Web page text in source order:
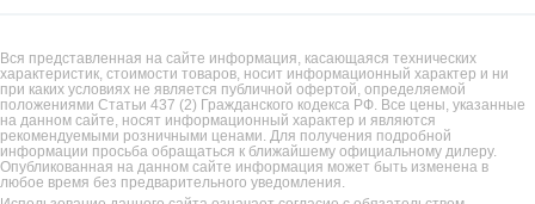
Вся представленная на сайте информация, касающаяся технических
характеристик, стоимости товаров, носит информационный характер и ни
при каких условиях не является публичной офертой, определяемой
положениями Статьи 437 (2) Гражданского кодекса РФ. Все цены, указанные
на данном сайте, носят информационный характер и являются
рекомендуемыми розничными ценами. Для получения подробной
информации просьба обращаться к ближайшему официальному дилеру.
Опубликованная на данном сайте информация может быть изменена в
любое время без предварительного уведомления.